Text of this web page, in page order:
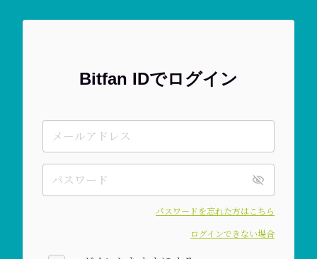
Bitfan IDでログイン
パスワードを忘れた方はこちら
ログインできない場合